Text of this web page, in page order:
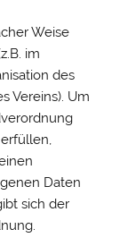
Weise
im
des
Vereins). Um
Daten
sich der